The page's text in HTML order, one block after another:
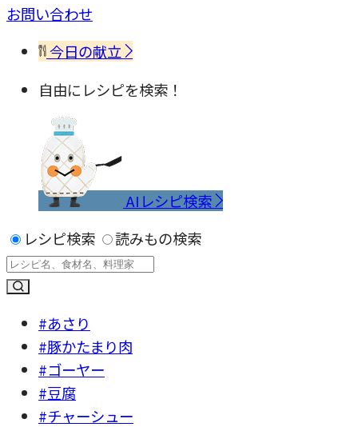
お問い合わせ
今日の献立
自由にレシピを検索！
AIレシピ検索
レシピ検索
読みもの検索
#あさり
#豚かたまり肉
#ゴーヤー
#豆腐
#チャーシュー